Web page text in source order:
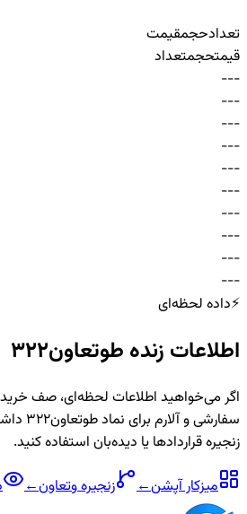
تعدادحجمقیمت
قیمتحجمتعداد
-
-
-
-
-
-
-
-
-
-
-
-
-
-
-
-
-
-
-
-
-
-
-
-
-
-
-
-
-
-
⚡داده لحظه‌ای
اطلاعات زنده طوتعاون322
سفارشی و آلارم برای نمادطوتعاون322
زنجیره قراردادها یا دیده‌بان استفاده کنید.
میزکار آپشن← زنجیرهوتعاون←